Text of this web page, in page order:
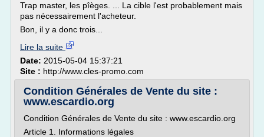
Trap master, les pîèges. ... La cible l'est probablement mais
pas nécessairement l'acheteur.
Bon, il y a donc trois...
Lire la suite
Date: 2015-05-04 15:37:21
Site : http://www.cles-promo.com
Condition Générales de Vente du site :
www.escardio.org
Condition Générales de Vente du site : www.escardio.org
Article 1. Informations légales